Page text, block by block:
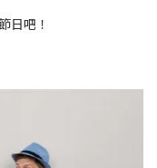
日吧！